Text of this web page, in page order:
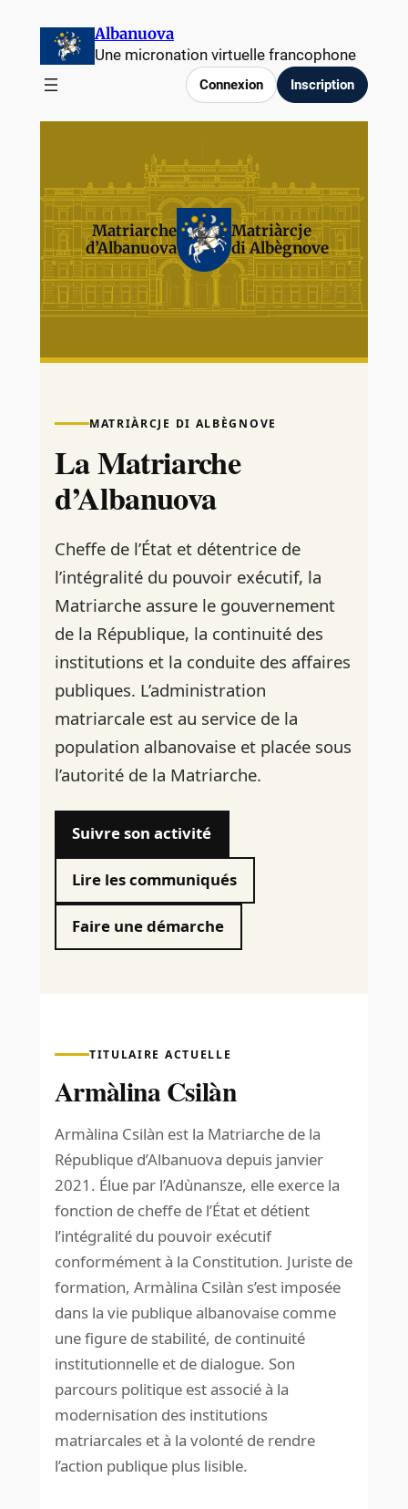
Albanuova
Une micronation virtuelle francophone
Connexion Inscription
Matriarche
d’Albanuova
Matriàrcje
di Albègnove
MATRIÀRCJE DI ALBÈGNOVE
La Matriarche
d’Albanuova
Cheffe de l’État et détentrice de
l’intégralité du pouvoir exécutif, la
Matriarche assure le gouvernement
de la République, la continuité des
institutions et la conduite des affaires
publiques. L’administration
matriarcale est au service de la
population albanovaise et placée sous
l’autorité de la Matriarche.
Suivre son activité
Lire les communiqués
Faire une démarche
TITULAIRE ACTUELLE
Armàlina Csilàn
Armàlina Csilàn est la Matriarche de la
République d’Albanuova depuis janvier
2021. Élue par l’Adùnansze, elle exerce la
fonction de cheffe de l’État et détient
l’intégralité du pouvoir exécutif
conformément à la Constitution. Juriste de
formation, Armàlina Csilàn s’est imposée
dans la vie publique albanovaise comme
une figure de stabilité, de continuité
institutionnelle et de dialogue. Son
parcours politique est associé à la
modernisation des institutions
matriarcales et à la volonté de rendre
l’action publique plus lisible.